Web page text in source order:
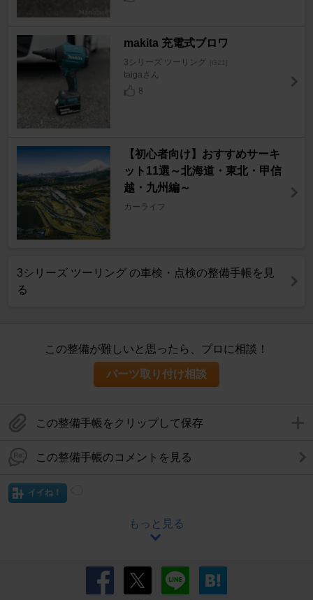
makita 充電式ブロワ
3シリーズ ツーリング [G21]
taigaさん
8
【初心者向け】おすすめサーキ
ット11選～北海道・東北・甲信
越・九州編～
カーライフ
3シリーズ ツーリング の車検・点検の整備手帳を見
る
この整備が難しいと思ったら、プロに相談！
パーツ取り付け相談
この整備手帳をクリップして保存
この整備手帳のコメントを見る
イイね！
もっと見る